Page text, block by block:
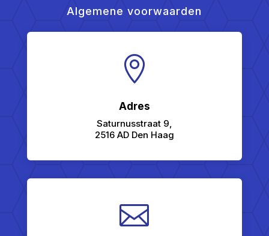
Algemene voorwaarden

Adres
Saturnusstraat 9,
2516 AD Den Haag
